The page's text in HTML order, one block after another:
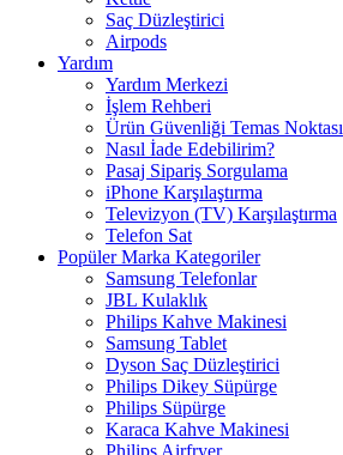
Saç Düzleştirici
Airpods
Yardım
Yardım Merkezi
İşlem Rehberi
Ürün Güvenliği Temas Noktası
Nasıl İade Edebilirim?
Pasaj Sipariş Sorgulama
iPhone Karşılaştırma
Televizyon (TV) Karşılaştırma
Telefon Sat
Popüler Marka Kategoriler
Samsung Telefonlar
JBL Kulaklık
Philips Kahve Makinesi
Samsung Tablet
Dyson Saç Düzleştirici
Philips Dikey Süpürge
Philips Süpürge
Karaca Kahve Makinesi
Philips Airfryer